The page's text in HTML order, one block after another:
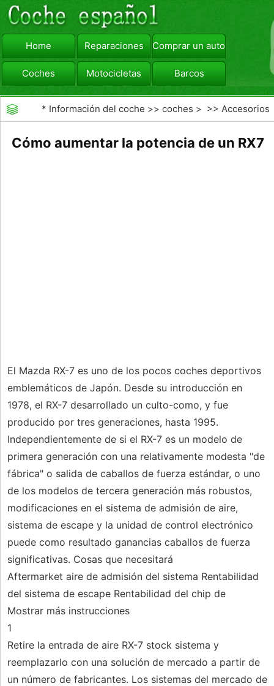
Home Reparaciones Comprar un automóvil
Coches Motocicletas Barcos
viajar Camiones
* Información del coche >>coches > >>Accesorios
Cómo aumentar la potencia de un RX7
El Mazda RX-7 es uno de los pocos coches deportivos
emblemáticos de Japón. Desde su introducción en
1978, el RX-7 desarrollado un culto-como, y fue
producido por tres generaciones, hasta 1995.
Independientemente de si el RX-7 es un modelo de
primera generación con una relativamente modesta "de
fábrica" ​​o salida de caballos de fuerza estándar, o uno
de los modelos de tercera generación más robustos,
modificaciones en el sistema de admisión de aire,
sistema de escape y la unidad de control electrónico
puede como resultado ganancias caballos de fuerza
significativas. Cosas que necesitará
Aftermarket aire de admisión del sistema Rentabilidad
del sistema de escape Rentabilidad del chip de
Mostrar más instrucciones
1
Retire la entrada de aire RX-7 stock sistema y
reemplazarlo con una solución de mercado a partir de
un número de fabricantes. Los sistemas del mercado de